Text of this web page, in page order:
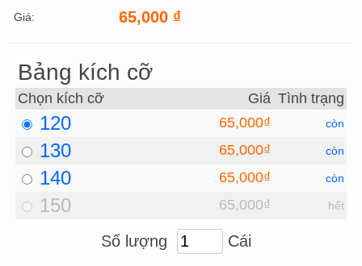
Giá: 65,000₫
Bảng kích cỡ
Chọn kích cỡ Giá Tình trạng
120 65,000₫ còn
130 65,000₫ còn
140 65,000₫ còn
150 65,000₫ hết
Số lượng Cái